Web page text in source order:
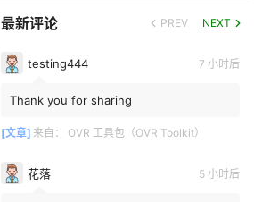
最新评论 PREV NEXT
testing444 7 小时后
Thank you for sharing
[文章] 来自： OVR 工具包（OVR Toolkit）
花落 5 小时后